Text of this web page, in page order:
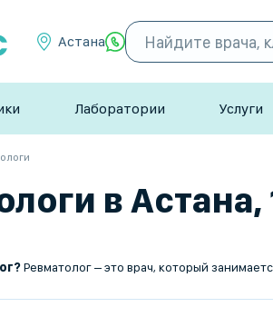
Астана
Лаборатории Услуги
в
Ревматолог – это врач, который занимается диагностикой, лечением и профилактикой заболеваний соединительной ткани, суставов и аутоиммунных патологий. Он помогает пациентам с